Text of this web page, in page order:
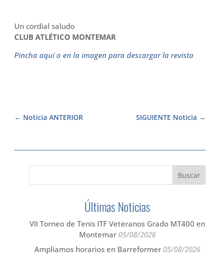
Un cordial saludo
CLUB ATLÉTICO MONTEMAR
Pincha aquí o en la imagen para descargar la revista
SIGUIENTE Noticia
Noticia ANTERIOR
Últimas Noticias
VII Torneo de Tenis ITF Veteranos Grado MT400 en
Montemar 05/08/2026
Ampliamos horarios en Barreformer 05/08/2026